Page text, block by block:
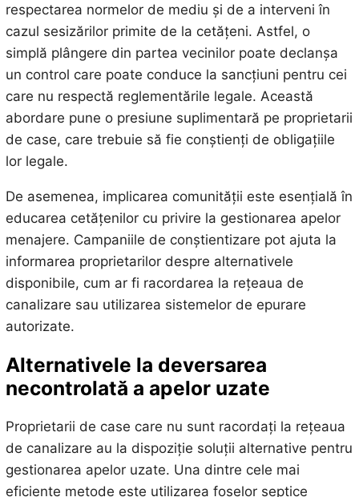
respectarea normelor de mediu și de a interveni în
cazul sesizărilor primite de la cetățeni. Astfel, o
simplă plângere din partea vecinilor poate declanșa
un control care poate conduce la sancțiuni pentru cei
care nu respectă reglementările legale. Această
abordare pune o presiune suplimentară pe proprietarii
de case, care trebuie să fie conștienți de obligațiile
lor legale.
De asemenea, implicarea comunității este esențială în
educarea cetățenilor cu privire la gestionarea apelor
menajere. Campaniile de conștientizare pot ajuta la
informarea proprietarilor despre alternativele
disponibile, cum ar fi racordarea la rețeaua de
canalizare sau utilizarea sistemelor de epurare
autorizate.
Alternativele la deversarea
necontrolată a apelor uzate
Proprietarii de case care nu sunt racordați la rețeaua
de canalizare au la dispoziție soluții alternative pentru
gestionarea apelor uzate. Una dintre cele mai
eficiente metode este utilizarea foselor septice